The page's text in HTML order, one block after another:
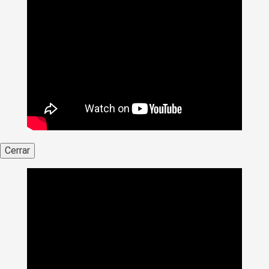
Cerrar